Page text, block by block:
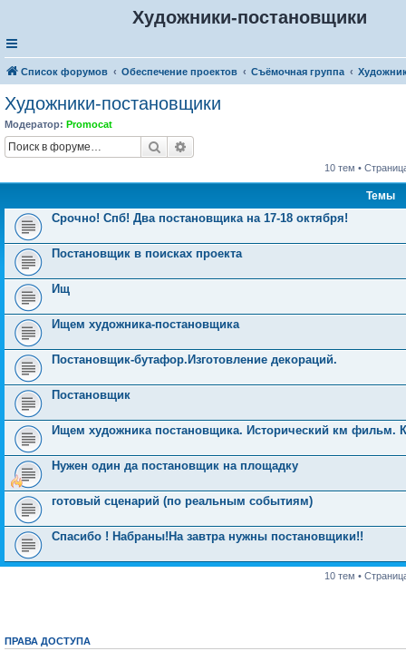
Художники-постановщики
Список форумов Обеспечение проектов Съёмочная группа
Художники-постановщики
Модератор: Promocat
Поиск
10 тем •
Темы
Срочно! Спб! Два постановщика на 17-18 октября!
Постановщик в поисках проекта
Ищ
Ищем художника-постановщика
Постановщик-бутафор.Изготовление декораций.
Постановщик
Ищем художника постановщика. Исторический км фильм.
Нужен один да постановщик на площадку
готовый сценарий (по реальным событиям)
Спасибо ! Набраны!На завтра нужны постановщики!!
10 тем •
ПРАВА ДОСТУПА